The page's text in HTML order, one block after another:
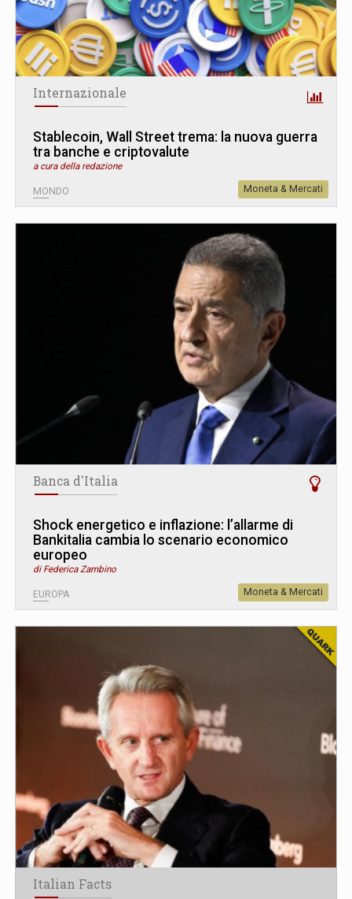
Internazionale
Stablecoin, Wall Street trema: la nuova guerra
tra banche e criptovalute
a cura della redazione
MONDO Moneta & Mercati
Banca d'Italia
Shock energetico e inflazione: l’allarme di
Bankitalia cambia lo scenario economico
europeo
di Federica Zambino
EUROPA Moneta & Mercati
Italian Facts